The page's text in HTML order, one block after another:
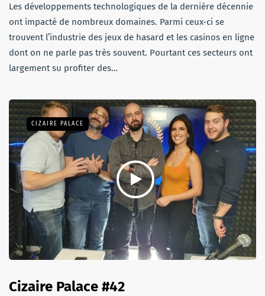
Les développements technologiques de la dernière décennie
ont impacté de nombreux domaines. Parmi ceux-ci se
trouvent l’industrie des jeux de hasard et les casinos en ligne
dont on ne parle pas très souvent. Pourtant ces secteurs ont
largement su profiter des…
CIZAIRE PALACE
Cizaire Palace #42